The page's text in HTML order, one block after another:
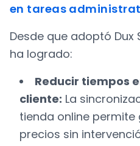
en tareas
Desde que adoptó Dux Software, Emmanuel
ha logrado:
Reducir tiempos en la atención al
cliente: La
tienda online
precios sin